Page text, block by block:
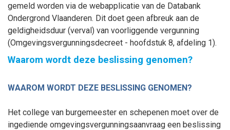
gemeld worden via de webapplicatie van de Databank
Ondergrond Vlaanderen. Dit doet geen afbreuk aan de
geldigheidsduur (verval) van voorliggende vergunning
(Omgevingsvergunningsdecreet - hoofdstuk 8, afdeling 1).
Waarom wordt deze beslissing genomen?
WAAROM WORDT DEZE BESLISSING GENOMEN?
Het college van burgemeester en schepenen moet over de
ingediende omgevingsvergunningsaanvraag een beslissing